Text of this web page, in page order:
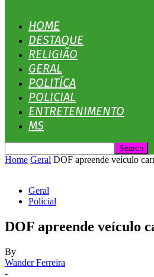
HOME
DESTAQUE
RELIGIÃO
GERAL
POLITÍCA
POLICIAL
ENTRETENIMENTO
MS
Home Geral DOF apreende veículo
Geral
Policial
DOF apreende veículo
By
Wander Ferreira
-